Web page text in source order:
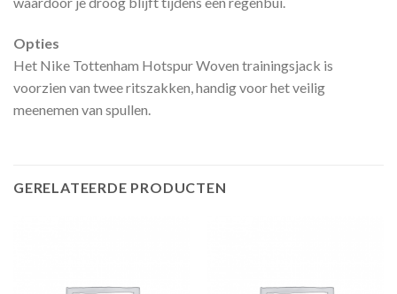
Opties
Het Nike Tottenham Hotspur Woven trainingsjack is
voorzien van twee ritszakken, handig voor het veilig
meenemen van spullen.
GERELATEERDE PRODUCTEN